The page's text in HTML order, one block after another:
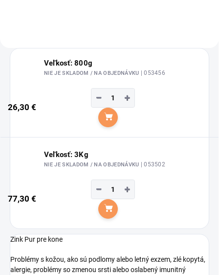
Veľkosť: 800g
NIE JE SKLADOM / NA OBJEDNÁVKU | 053456
26,30 €
+
−
Do košíka
Veľkosť: 3Kg
NIE JE SKLADOM / NA OBJEDNÁVKU | 053502
77,30 €
+
−
Do košíka
Zink Pur pre kone
Problémy s kožou, ako sú podlomy alebo letný exzem, zlé kopytá,
alergie, problémy so zmenou srsti alebo oslabený imunitný